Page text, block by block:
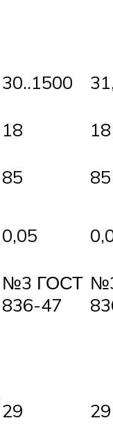
30..1500
18
18
85
85
0,05
№3 ГОСТ
836-47
29
29